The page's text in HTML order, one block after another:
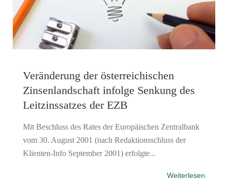
Veränderung der österreichischen
Zinsenlandschaft infolge Senkung des
Leitzinssatzes der EZB
Mit Beschluss des Rates der Europäischen Zentralbank
vom 30. August 2001 (nach Redaktionsschluss der
Klienten-Info September 2001) erfolgte...
Weiterlesen